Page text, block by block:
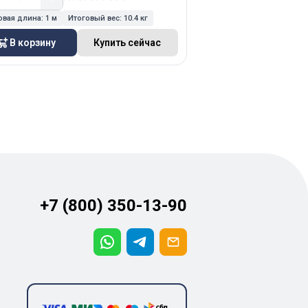
длина:1 м Итоговый вес:10.4 кг
В корзину Купить сейчас
+7 (800) 350-13-90